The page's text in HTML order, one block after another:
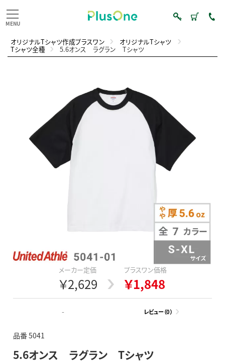
オリジナルTシャツ作成プラスワン オリジナルTシャツ
Tシャツ全種 5.6オンス ラグラン Tシャツ
メーカー定価
￥2,629
プラスワン価格
￥1,848
- レビュー（0）
品番 5041
5.6オンス ラグラン Tシャツ